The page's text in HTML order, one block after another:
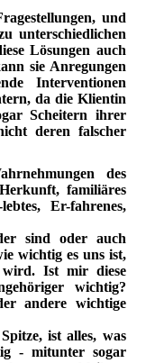
und
unterschiedlichen
Lösungen auch
sie Anregungen
Interventionen
da die Klientin
Scheitern ihrer
deren falscher
des
familiäres
Er-fahrenes,
sind oder auch
wichtig es uns ist,
wird. Ist mir diese
wichtig?
andere wichtige
ist alles, was
- mitunter sogar